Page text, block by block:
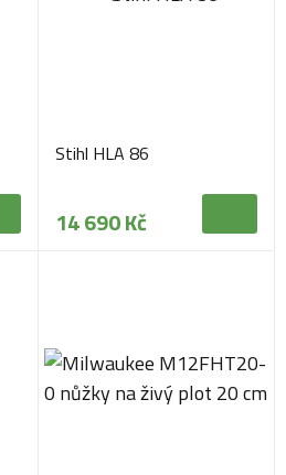
Stihl HLA 86
14 690 Kč